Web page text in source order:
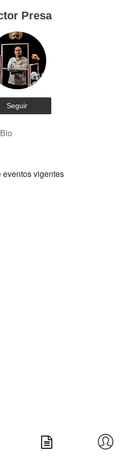
Presa
Seguir
Bio
eventos vigentes